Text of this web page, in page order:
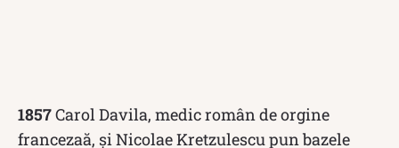
1857Carol Davila, medic român de orgine
francezaă, și Nicolae Kretzulescu pun bazele